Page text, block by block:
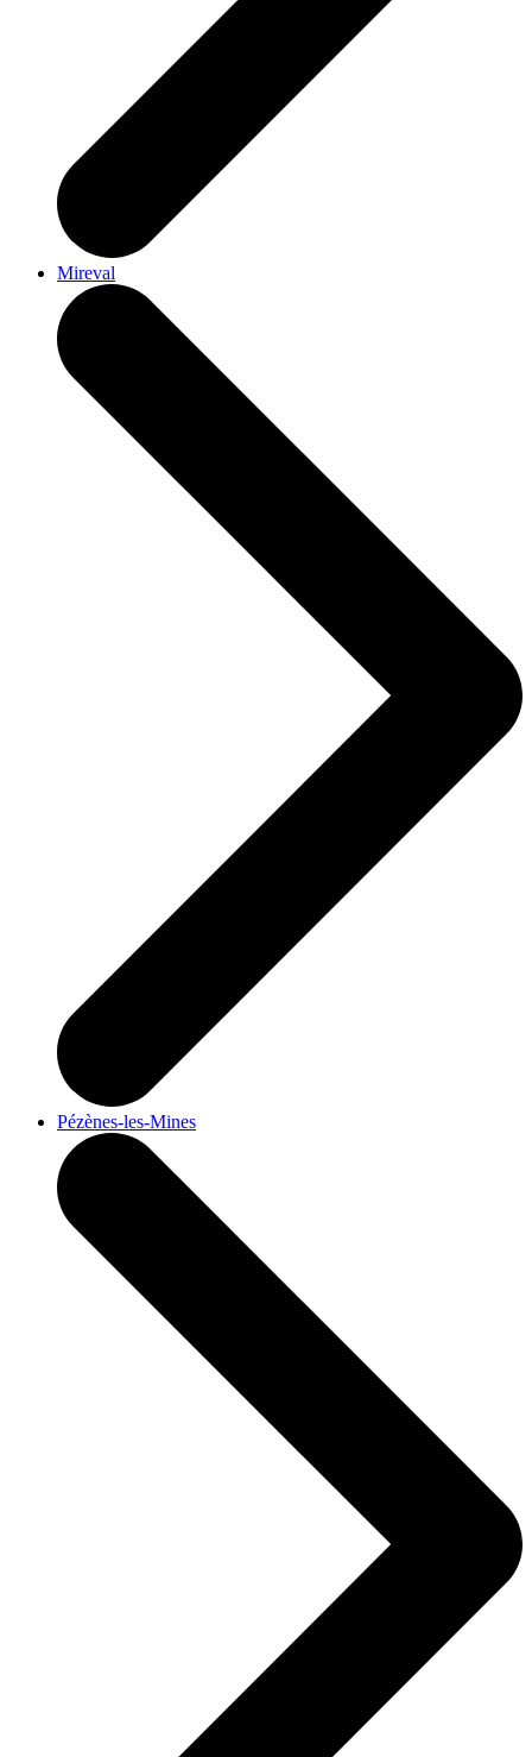
Mireval
Pézènes-les-Mines